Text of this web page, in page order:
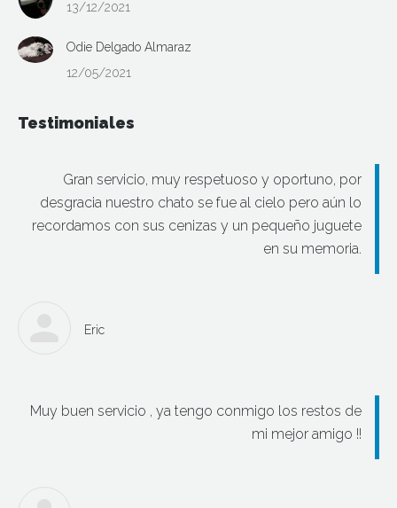
13/12/2021
Odie Delgado Almaraz
12/05/2021
Testimoniales
Gran servicio, muy respetuoso y oportuno, por
desgracia nuestro chato se fue al cielo pero aún lo
recordamos con sus cenizas y un pequeño juguete
en su memoria.
Eric
Muy buen servicio , ya tengo conmigo los restos de
mi mejor amigo !!